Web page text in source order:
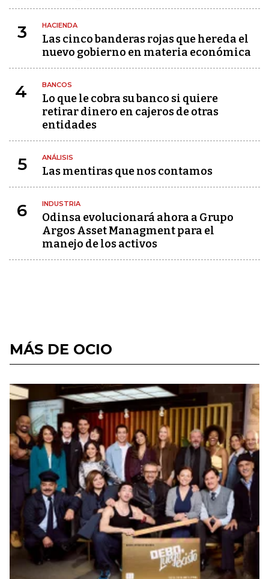
3 HACIENDA
Las cinco banderas rojas que hereda el
nuevo gobierno en materia económica
4 BANCOS
Lo que le cobra su banco si quiere
retirar dinero en cajeros de otras
entidades
5 ANÁLISIS
Las mentiras que nos contamos
6 INDUSTRIA
Odinsa evolucionará ahora a Grupo
Argos Asset Managment para el
manejo de los activos
MÁS DE OCIO